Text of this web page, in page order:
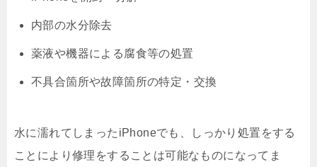
内部の水分除去
薬液や機器による腐食等の処置
不具合箇所や故障箇所の特定・交換
水に濡れてしまったiPhoneでも、しっかり処置をする
ことにより修理をすることは可能なものになってま